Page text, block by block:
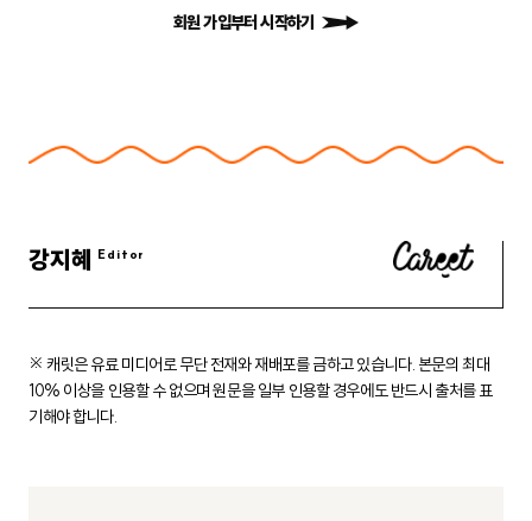
회원 가입부터 시작하기
강지혜
※ 캐릿은 유료 미디어로 무단 전재와 재배포를 금하고 있습니다. 본문의 최대
10% 이상을 인용할 수 없으며 원문을 일부 인용할 경우에도반드시 출처를 표
기해야 합니다.